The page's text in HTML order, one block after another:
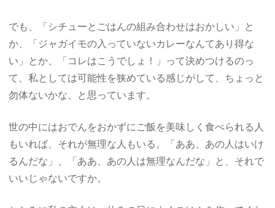
でも、「シチューとごはんの組み合わせはおかしい」と
か、「ジャガイモの入っていないカレーなんてあり得な
い」とか、「コレはこうでしょ！」って決めつけるのっ
て、私としては可能性を狭めている感じがして、ちょっと
勿体ないかな、と思っています。
世の中にはおでんをおかずにご飯を美味しく食べられる人
もいれば、それが無理な人もいる。「ああ、あの人はいけ
るんだな」、「ああ、あの人は無理なんだな」と、それで
いいじゃないですか。